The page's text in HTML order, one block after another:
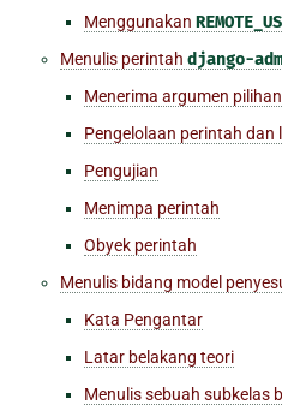
Menggunakan
Menulis perintah django-
Menerima argumen pilihan
Pengelolaan perintah dan
Pengujian
Menimpa perintah
Obyek perintah
Menulis bidang model
Kata Pengantar
Latar belakang teori
Menulis sebuah subkelas